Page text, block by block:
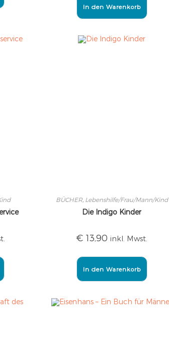
In den Warenkorb
BÜCHER, Lebenshilfe/Frau/Mann/Kind
Die Indigo Kinder
€ 13,90 inkl. Mwst.
In den Warenkorb